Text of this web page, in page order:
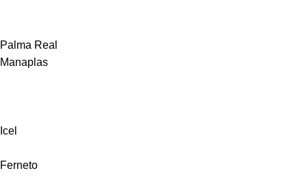
Palma Real
Manaplas
Icel
Ferneto